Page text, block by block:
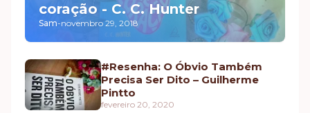
coração - C. C. Hunter
Sam-novembro 29, 2018
#Resenha: O Óbvio Também
Precisa Ser Dito – Guilherme
Pintto
fevereiro 20, 2020